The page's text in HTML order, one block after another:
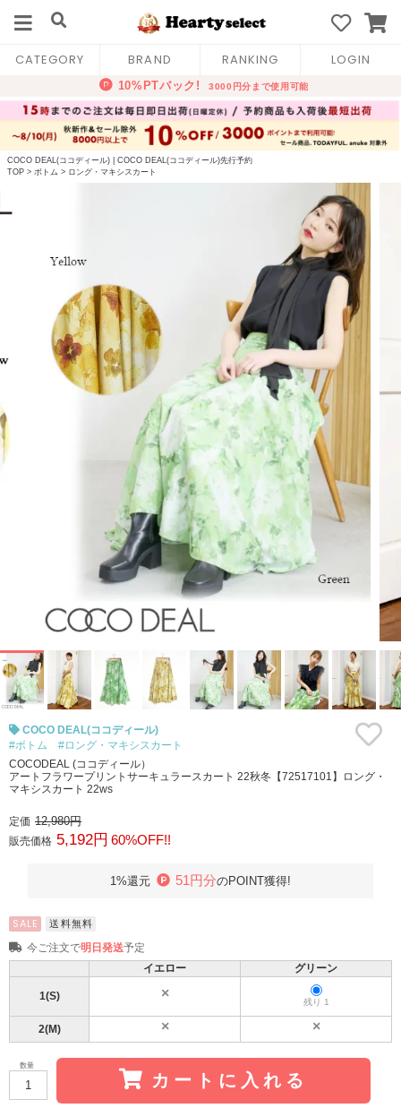
CATEGORY BRAND RANKING LOGIN
COCO DEAL(ココディール)
COCO DEAL(ココディール)先行予約
TOP > ボトム > ロング・マキシスカート
COCO DEAL(ココディール)
#ボトム
#ロング・マキシスカート
COCODEAL (ココディール）
アートフラワープリントサーキュラースカート 22秋冬【72517101】ロング・
マキシスカート 22ws
定価 12,980円
販売価格 5,192円 60%OFF!!
1%還元 51円分のPOINT獲得!
SALE 送料無料
今ご注文で明日発送予定
イエロー
グリーン
1(S) 残り 1
2(M)
数量
カートに入れる